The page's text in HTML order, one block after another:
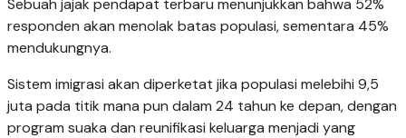
Sebuah jajak pendapat terbaru menunjukkan bahwa 52%
responden akan menolak batas populasi, sementara 45%
mendukungnya.
Sistem imigrasi akan diperketat jika populasi melebihi 9,5
juta pada titik mana pun dalam 24 tahun ke depan, dengan
program suaka dan reunifikasi keluarga menjadi yang